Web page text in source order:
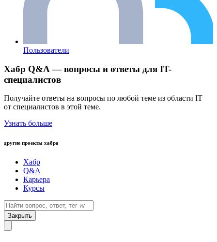
Пользователи
Хабр Q&A — вопросы и ответы для IT-
специалистов
Получайте ответы на вопросы по любой теме из области IT
от специалистов в этой теме.
Узнать больше
другие проекты хабра
Хабр
Q&A
Карьера
Курсы
Закрыть